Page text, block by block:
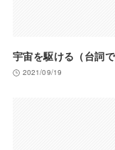
宇宙を駆ける（台詞
2021/09/19